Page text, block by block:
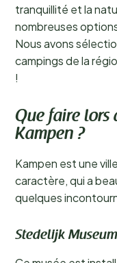
tranquillité et la
nombreuses
Nous avons
campings de la
!
Que faire lors
Kampen ?
Kampen est une
caractère, qui a
quelques
Stedelijk